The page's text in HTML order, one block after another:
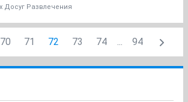
Досуг Развлечения
70 71 72 73 74 ... 94